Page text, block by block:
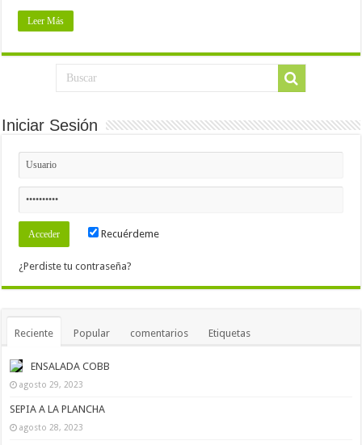
Leer Más
Iniciar Sesión
Recuérdeme
¿Perdiste tu contraseña?
Reciente Popular comentarios Etiquetas
ENSALADA COBB
agosto 29, 2023
SEPIA A LA PLANCHA
agosto 28, 2023